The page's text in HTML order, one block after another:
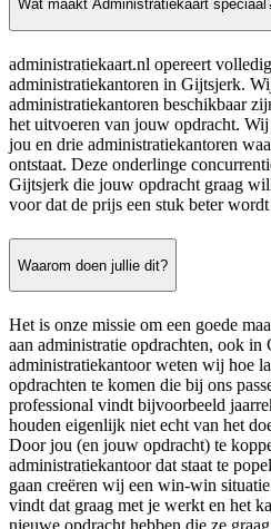
Wat maakt Administratiekaart
administratiekaart.nl opereert
administratiekantoren in Gijtsjerk.
administratiekantoren beschikbaar
het uitvoeren van jouw opdracht.
jou en drie administratiekantoren
ontstaat. Deze onderlinge
Gijtsjerk die jouw opdracht graag
voor dat de prijs een stuk beter
Waarom doen jullie dit?
Het is onze missie om een goede
aan administratie opdrachten, ook
administratiekantoor weten wij hoe
opdrachten te komen die bij ons
professional vindt bijvoorbeeld
houden eigenlijk niet echt van het
Door jou (en jouw opdracht) te
administratiekantoor dat staat te
gaan creëren wij een win-win
vindt dat graag met je werkt en het